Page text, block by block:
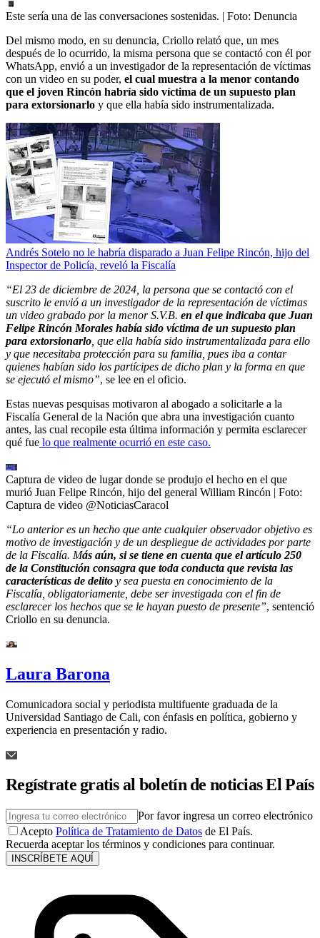
Este sería una de las conversaciones sostenidas. | Foto: Denuncia
Del mismo modo, en su denuncia, Criollo relató que, un mes
después de lo ocurrido, la misma persona que se contactó con él por
WhatsApp, envió a un investigador de la representación de víctimas
con un video en su poder, el cual muestra a la menor contando
que el joven Rincón habría sido víctima de un supuesto plan
para extorsionarlo y que ella había sido instrumentalizada.
Andrés Sotelo no le habría disparado a Juan Felipe Rincón, hijo del
Inspector de Policía, reveló la Fiscalía
“El 23 de diciembre de 2024, la persona que se contactó con el
suscrito le envió a un investigador de la representación de víctimas
un video grabado por la menor S.V.B. en el que indicaba que Juan
Felipe Rincón Morales había sido víctima de un supuesto plan
para extorsionarlo , que ella había sido instrumentalizada para ello
y que necesitaba protección para su familia, pues iba a contar
quienes habían sido los partícipes de dicho plan y la forma en que
se ejecutó el mismo”, se lee en el oficio.
Estas nuevas pesquisas motivaron al abogado a solicitarle a la
Fiscalía General de la Nación que abra una investigación cuanto
antes, las cual recopile esta última información y permita esclarecer
qué fue lo que realmente ocurrió en este caso.
Captura de video de lugar donde se produjo el hecho en el que
murió Juan Felipe Rincón, hijo del general William Rincón | Foto:
Captura de video @NoticiasCaracol
“Lo anterior es un hecho que ante cualquier observador objetivo es
motivo de investigación y de un despliegue de actividades por parte
de la Fiscalía. Más aún, si se tiene en cuenta que el artículo 250
de la Constitución consagra que toda conducta que revista las
características de delito y sea puesta en conocimiento de la
Fiscalía, obligatoriamente, debe ser investigada con el fin de
esclarecer los hechos que se le hayan puesto de presente”, sentenció
Criollo en su denuncia.
Laura Barona
Comunicadora social y periodista multifuente graduada de la
Universidad Santiago de Cali, con énfasis en política, gobierno y
experiencia en presentación y radio.
Regístrate gratis al boletín de noticias El País
Por favor ingresa un correo electrónico
Acepto Política de Tratamiento de Datos de El País.
Recuerda aceptar los términos y condiciones para continuar.
INSCRÍBETE AQUÍ